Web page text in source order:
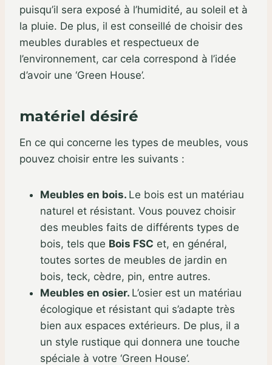
puisqu’il sera exposé à l’humidité, au soleil et à
la pluie. De plus, il est conseillé de choisir des
meubles durables et respectueux de
l’environnement, car cela correspond à l’idée
d’avoir une ‘Green House’.
matériel désiré
En ce qui concerne les types de meubles, vous
pouvez choisir entre les suivants :
Meubles en bois. Le bois est un matériau
naturel et résistant. Vous pouvez choisir
des meubles faits de différents types de
bois, tels que Bois FSC et, en général,
toutes sortes de meubles de jardin en
bois, teck, cèdre, pin, entre autres.
Meubles en osier. L’osier est un matériau
écologique et résistant qui s’adapte très
bien aux espaces extérieurs. De plus, il a
un style rustique qui donnera une touche
spéciale à votre ‘Green House’.